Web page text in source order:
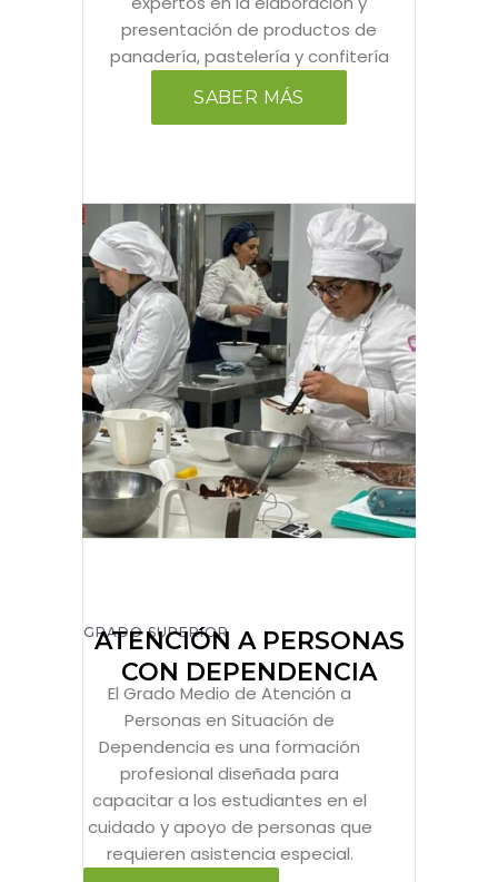
presentación de productos de
panadería, pastelería y confitería
SABER MÁS
GRADO SUPERIOR
ATENCIÓN A PERSONAS
CON DEPENDENCIA
El Grado Medio de Atención a
Personas en Situación de
Dependencia es una formación
profesional diseñada para
capacitar a los estudiantes en el
cuidado y apoyo de personas que
requieren asistencia especial.